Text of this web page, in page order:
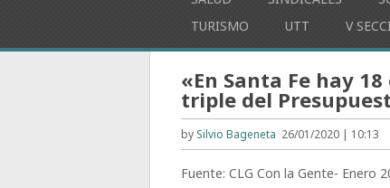
TURISMO
UTT V
«En Santa Fe hay
triple del
by Silvio Bageneta 26/01/2020 | 10:13
Fuente: CLG Con la Gente- Enero